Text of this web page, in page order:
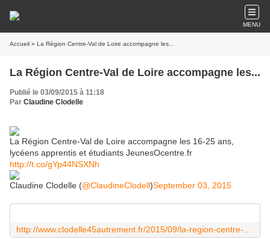
MENU
Accueil » La Région Centre-Val de Loire​ accompagne les...
La Région Centre-Val de Loire​ accompagne les...
Publié le 03/09/2015 à 11:18
Par Claudine Clodelle
La Région Centre-Val de Loire​ accompagne les 16-25 ans,
lycéens apprentis et étudiants JeunesOcentre.fr​
http://t.co/gYp44NSXNh
Claudine Clodelle (@ClaudineClodell)September 03, 2015